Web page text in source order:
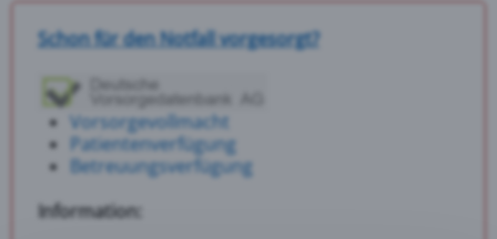
Schon für den Notfall vorgesorgt?
Vorsorgevollmacht
Patientenverfügung
Betreuungsverfügung
Information: